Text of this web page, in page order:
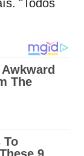
"Todos